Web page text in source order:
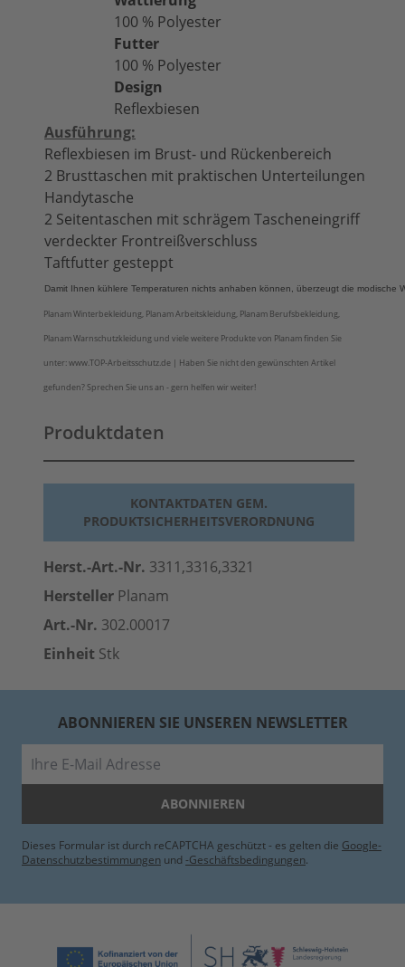
100 % Polyester
Futter
100 % Polyester
Design
Reflexbiesen
Ausführung:
Reflexbiesen im Brust- und Rückenbereich
2 Brusttaschen mit praktischen Unterteilungen
Handytasche
2 Seitentaschen mit schrägem Tascheneingriff
verdeckter Frontreißverschluss
Taftfutter gesteppt
Damit Ihnen kühlere Temperaturen nichts anhaben können, überzeugt die modische
Planam Winterbekleidung, Planam Arbeitskleidung, Planam Berufsbekleidung,
Planam Warnschutzkleidung und viele weitere Produkte von Planam finden Sie
unter: www.TOP-Arbeitsschutz.de | Haben Sie nicht den gewünschten Artikel
gefunden? Sprechen Sie uns an - gern helfen wir weiter!
Produktdaten
KONTAKTDATEN GEM.
PRODUKTSICHERHEITSVERORDNUNG
Herst.-Art.-Nr. 3311,3316,3321
Hersteller Planam
Art.-Nr. 302.00017
Einheit Stk
ABONNIEREN SIE UNSEREN NEWSLETTER
ABONNIEREN
Dieses Formular ist durch reCAPTCHA geschützt - es gelten die Google-
Datenschutzbestimmungen und -Geschäftsbedingungen.